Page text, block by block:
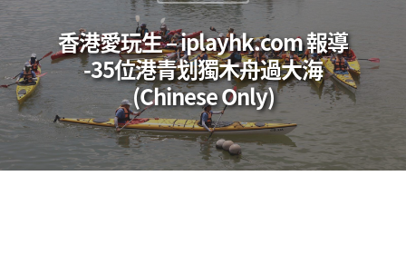
香港愛玩生 – iplayhk.com 報導
-35位港青划獨木舟過大海
(Chinese Only)